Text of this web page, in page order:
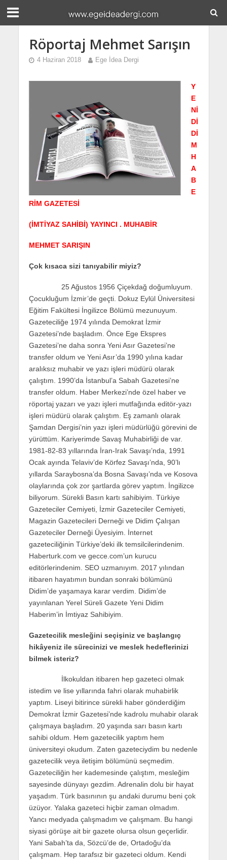
Röportaj Mehmet Sarışın
4 Haziran 2018 Ege İdea Dergi
Y
E
Nİ
Dİ
Dİ
M
H
A
B
E
RİM GAZETESİ
(İMTİYAZ SAHİBİ) YAYINCI . MUHABİR
MEHMET SARIŞIN
Çok kısaca sizi tanıyabilir miyiz?
25 Ağustos 1956 Çiçekdağ doğumluyum.
Çocukluğum İzmir’de geçti. Dokuz Eylül Üniversitesi
Eğitim Fakültesi İngilizce Bölümü mezunuyum.
Gazeteciliğe 1974 yılında Demokrat İzmir
Gazetesi’nde başladım. Önce Ege Ekspres
Gazetesi’ne daha sonra Yeni Asır Gazetesi’ne
transfer oldum ve Yeni Asır’da 1990 yılına kadar
aralıksız muhabir ve yazı işleri müdürü olarak
çalıştım. 1990’da İstanbul’a Sabah Gazetesi’ne
transfer oldum. Haber Merkezi’nde özel haber ve
röportaj yazarı ve yazı işleri mutfağında editör-yazı
işleri müdürü olarak çalıştım. Eş zamanlı olarak
Şamdan Dergisi’nin yazı işleri müdürlüğü görevini de
yürüttüm. Kariyerimde Savaş Muhabirliği de var.
1981-82-83 yıllarında İran-Irak Savaşı’nda, 1991
Ocak ayında Telaviv’de Körfez Savaşı’nda, 90’lı
yıllarda Saraybosna’da Bosna Savaşı’nda ve Kosova
olaylarında çok zor şartlarda görev yaptım. İngilizce
biliyorum. Sürekli Basın kartı sahibiyim. Türkiye
Gazeteciler Cemiyeti, İzmir Gazeteciler Cemiyeti,
Magazin Gazetecileri Derneği ve Didim Çalışan
Gazeteciler Derneği Üyesiyim. İnternet
gazeteciliğinin Türkiye’deki ilk temsilcilerindenim.
Haberturk.com ve gecce.com’un kurucu
editörlerindenim. SEO uzmanıyım. 2017 yılından
itibaren hayatımın bundan sonraki bölümünü
Didim’de yaşamaya karar verdim. Didim’de
yayınlanan Yerel Süreli Gazete Yeni Didim
Haberim’in İmtiyaz Sahibiyim.
Gazetecilik mesleğini seçişiniz ve başlangıç
hikâyeniz ile sürecinizi ve meslek hedeflerinizi
bilmek isteriz?
İlkokuldan itibaren hep gazeteci olmak
istedim ve lise yıllarında fahri olarak muhabirlik
yaptım. Liseyi bitirince sürekli haber gönderdiğim
Demokrat İzmir Gazetesi’nde kadrolu muhabir olarak
çalışmaya başladım. 20 yaşında sarı basın kartı
sahibi oldum. Hem gazetecilik yaptım hem
üniversiteyi okudum. Zaten gazeteciydim bu nedenle
gazetecilik veya iletişim bölümünü seçmedim.
Gazeteciliğin her kademesinde çalıştım, mesleğim
sayesinde dünyayı gezdim. Adrenalin dolu bir hayat
yaşadım. Türk basınının şu andaki durumu beni çok
üzüyor. Yalaka gazeteci hiçbir zaman olmadım.
Yancı medyada çalışmadım ve çalışmam. Bu hangi
siyasi görüşe ait bir gazete olursa olsun geçerlidir.
Yani Sabah’ta da, Sözcü’de de, Ortadoğu’da
çalışmam. Hep tarafsız bir gazeteci oldum. Kendi